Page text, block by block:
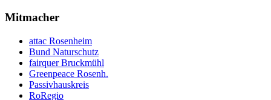
Mitmacher
attac Rosenheim
Bund Naturschutz
fairquer Bruckmühl
Greenpeace Rosenh.
Passivhauskreis
RoRegio